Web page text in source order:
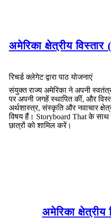
मैक्सिको के क्षेत्र के लगभग 55% से सम्मानित किया
अमेरिका का गठन करता है
अमेरिका क्षेत्रीय
रिचर्ड क्लेगेट द्वारा पाठ योजनाएं
संयुक्त राज्य अमेरिका ने अपनी
पर अपनी जगहें स्थापित कीं, और
अर्थशास्त्र, संस्कृति और नवाचार
विषय हैं। Storyboard That के साथ
छात्रों को शामिल करें।
अमेरिका